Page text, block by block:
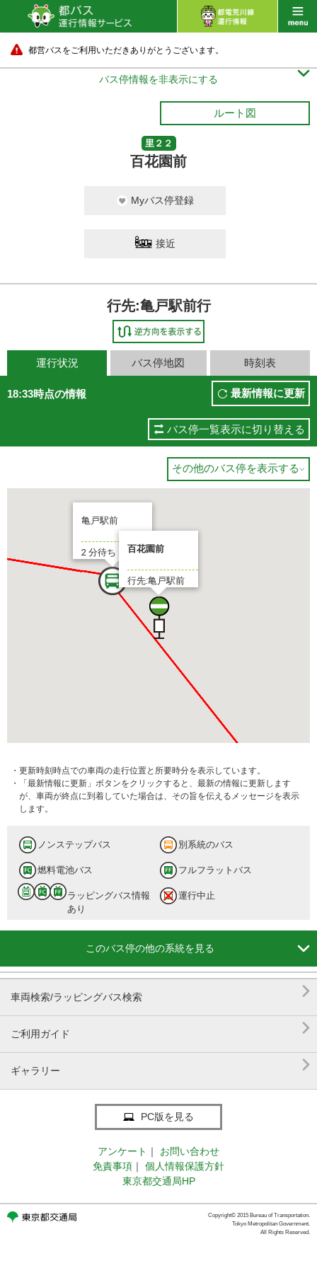
都営バスをご利用いただきありがとうございます。
バス停情報を非表示にする 
ルート図
里２２
百花園前
Myバス停登録
接近
行先:亀戸駅前行
運行状況 バス停地図 時刻表
18:33時点の情報 最新情報に更新
バス停一覧表示に切り替える
その他のバス停を表示する 
百花園前
行先:亀戸駅前
亀戸駅前
2 分待ち
・更新時刻時点での車両の走行位置と所要時分を表示しています。
・「最新情報に更新」ボタンをクリックすると、最新の情報に更新します
が、車両が終点に到着していた場合は、その旨を伝えるメッセージを表示
します。
ノンステップバス 別系統のバス
燃料電池バス フルフラットバス
ラッピングバス情報
あり
運行中止
このバス停の他の系統を見る 
車両検索/ラッピングバス検索 
ご利用ガイド 
ギャラリー 
PC版を見る
アンケート ｜
お問い合わせ
免責事項 ｜
個人情報保護方針
東京都交通局HP
Copyright© 2015 Bureau of Transportation.
Tokyo Metropolitan Government.
All Rights Reserved.